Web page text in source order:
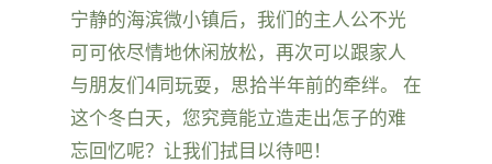
宁静的海滨微小镇后，我们的主人公不光
可可依尽情地休闲放松，再次可以跟家人
与朋友们4同玩耍，思拾半年前的牵绊。 在
这个冬白天，您究竟能立造走出怎子的难
忘回忆呢？让我们拭目以待吧！